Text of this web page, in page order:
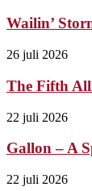
Wailin’
26 juli 2026
The Fifth
22 juli 2026
Gallon – A
22 juli 2026